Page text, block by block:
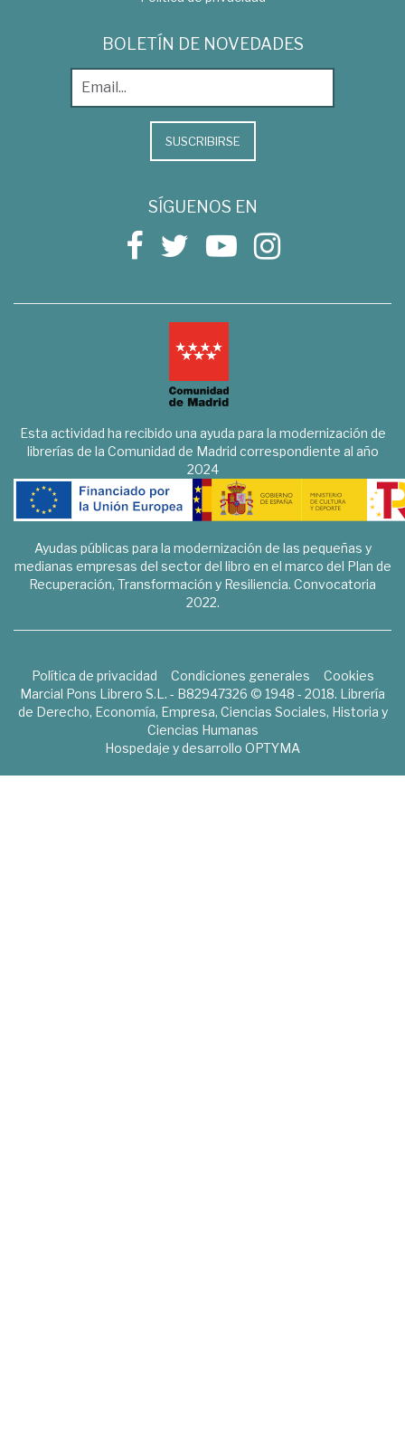
BOLETÍN DE NOVEDADES
SUSCRIBIRSE
SÍGUENOS EN
Esta actividad ha recibido una ayuda para la modernización de
librerías de la Comunidad de Madrid correspondiente al año
2024
Ayudas públicas para la modernización de las pequeñas y
medianas empresas del sector del libro en el marco del Plan de
Recuperación, Transformación y Resiliencia. Convocatoria
2022.
Política de privacidad Condiciones generales
Cookies
Marcial Pons Librero S.L. - B82947326 © 1948 - 2018. Librería
de Derecho, Economía, Empresa, Ciencias Sociales, Historia y
Ciencias Humanas
Hospedaje y desarrollo OPTYMA